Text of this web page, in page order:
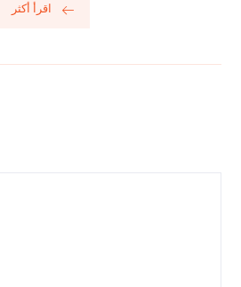
اقرأ أكثر